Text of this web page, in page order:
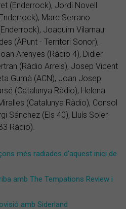
(Enderrock), Jordi Novell
Marc Serrano
Joaquim Vilarnau
(ÀPunt - Territori Sonor),
Arenyes (Ràdio 4), Didier
(Ràdio Arrels), Josep Vicent
Gumà (ACN), Joan Josep
(Catalunya Ràdio), Helena
(Catalunya Ràdio), Consol
Sánchez (Els 40), Lluís Soler
Ràdio).
més radiades d'aquest inici de
amb The Tempations Review i
amb Siderland